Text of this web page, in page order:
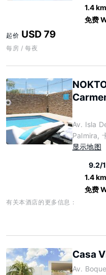
1.4 km
免费
起价 USD 79
每房 / 每夜
Av. Isla
Palmira,
显示地图
9.2/
1.4 km
免费
有关本酒店的更多信息：
Casa
Av.